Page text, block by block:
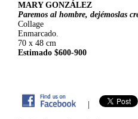
MARY GONZÁLEZ
Paremos al hombre, dejémoslas
Collage
Enmarcado.
70 x 48 cm
Estimado $600-900
|